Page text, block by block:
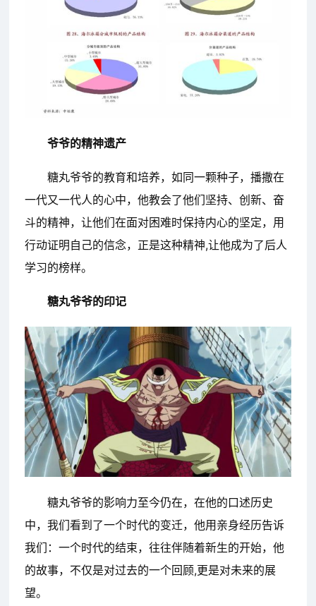
爷爷的精神遗产
糖丸爷爷的教育和培养，如同一颗种子，播撒在
一代又一代人的心中，他教会了他们坚持、创新、奋
斗的精神，让他们在面对困难时保持内心的坚定，用
行动证明自己的信念，正是这种精神,让他成为了后人
学习的榜样。
糖丸爷爷的印记
糖丸爷爷的影响力至今仍在，在他的口述历史
中，我们看到了一个时代的变迁，他用亲身经历告诉
我们：一个时代的结束，往往伴随着新生的开始，他
的故事，不仅是对过去的一个回顾,更是对未来的展
望。